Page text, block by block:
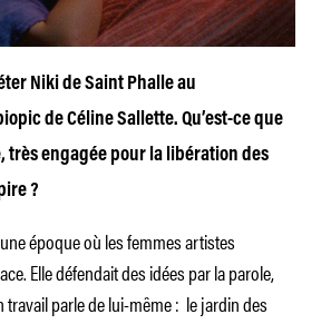
Niki de Saint Phalle au
de Céline Sallette. Qu’est-ce que
très engagée pour la libération des
?
époque où les femmes artistes
Elle défendait des idées par la parole,
travail parle de lui-même : le jardin des